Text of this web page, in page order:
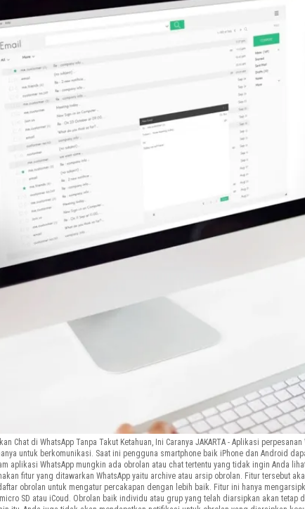
Chat di WhatsApp Tanpa Takut Ketahuan, Ini Caranya JAKARTA - Aplikasi
untuk berkomunikasi. Saat ini pengguna smartphone baik iPhone dan Android
aplikasi WhatsApp mungkin ada obrolan atau chat tertentu yang tidak ingin Anda
fitur yang ditawarkan WhatsApp yaitu archive atau arsip obrolan. Fitur tersebut
obrolan untuk mengatur percakapan dengan lebih baik. Fitur ini hanya
SD atau iCoud. Obrolan baik individu atau grup yang telah diarsipkan akan